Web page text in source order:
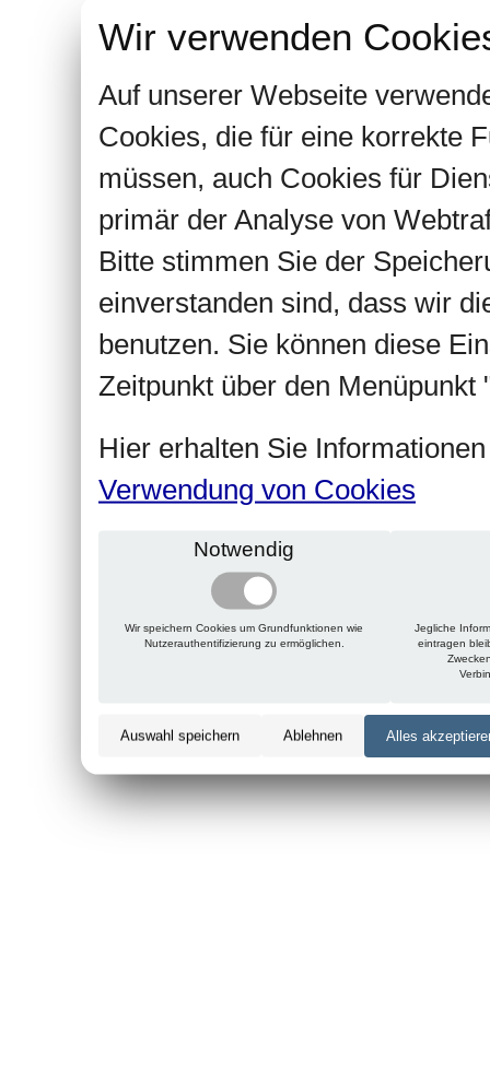
Wir verwenden
Auf unserer Webseite
Cookies, die für eine korrekte
müssen, auch Cookies für
primär der Analyse von
Bitte stimmen Sie der
einverstanden sind, dass wir
benutzen. Sie können diese
Zeitpunkt über den Menüpunkt
Hier erhalten Sie
Verwendung von Cookies
Notwendig
Wir speichern Cookies um Grundfunktionen wie
Nutzerauthentifizierung zu ermöglichen.
Jegliche
eintragen
Auswahl speichern Ablehnen Alles